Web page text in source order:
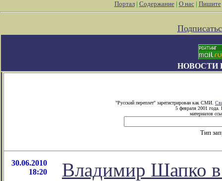
Портал| Содержание| О нас| Пишите
НОВОСТИ
"Русский переплет" зарегистрирован как СМИ.
5 февраля 2001 года.
материалов
Тип
30.06.2010
18:20
Владимир Шапко в